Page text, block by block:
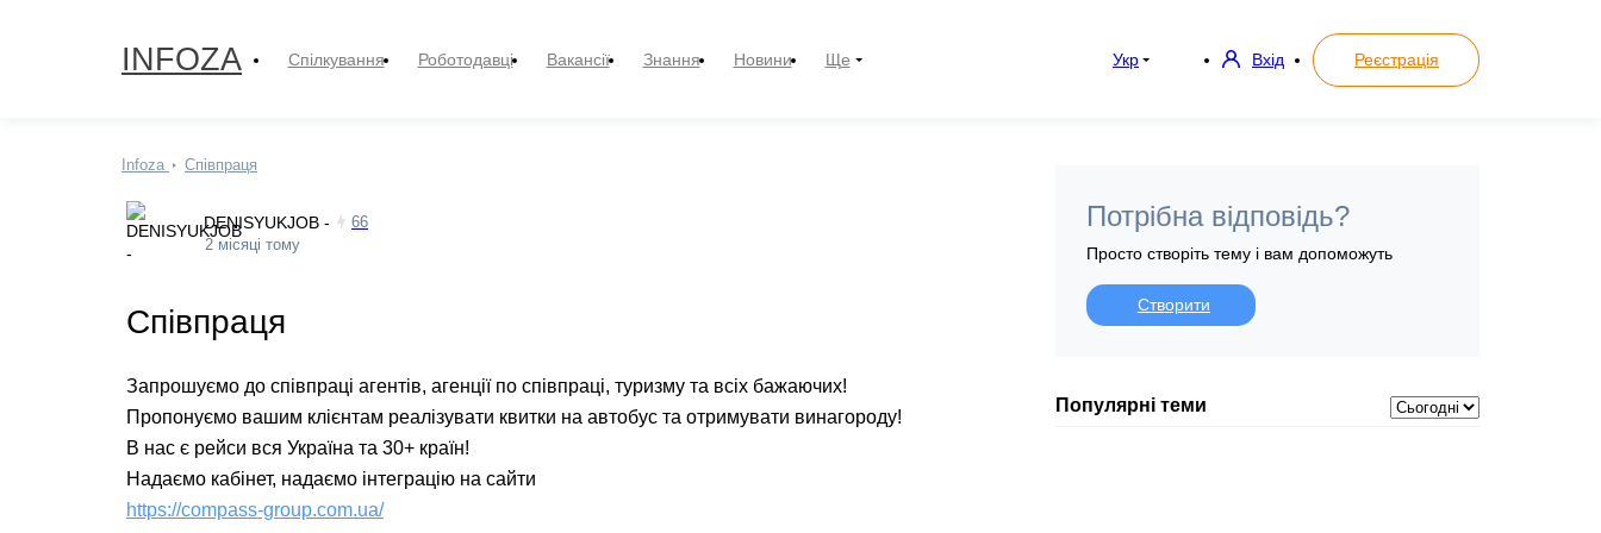
INFOZA Спілкування Роботодавці Вакансії Знання Новини Ще Укр Вхід Реєстрація
Infoza Співпраця
DENISYUKJOB -
66
2 місяці тому
Співпраця
Запрошуємо до співпраці агентів, агенції по співпраці, туризму та всіх бажаючих!
Пропонуємо вашим клієнтам реалізувати квитки на автобус та отримувати винагороду!
В нас є рейси вся Україна та 30+ країн!
Надаємо кабінет, надаємо інтеграцію на сайти
https://compass-group.com.ua/
Потрібна відповідь?
Просто створіть тему і вам допоможуть
Створити
Популярні теми